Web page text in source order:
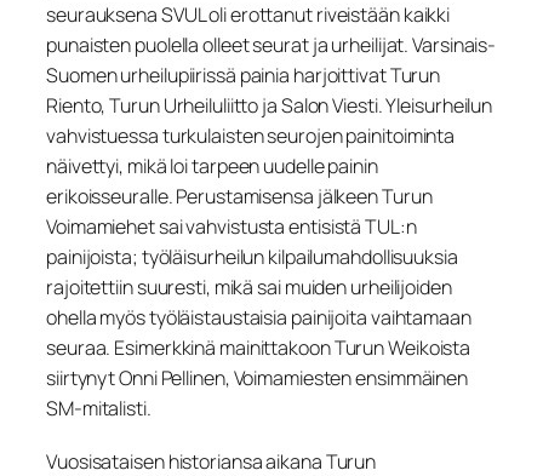
seurauksena SVUL oli erottanut riveistään kaikki
punaisten puolella olleet seurat ja urheilijat. Varsinais-
Suomen urheilupiirissä painia harjoittivat Turun
Riento, Turun Urheiluliitto ja Salon Viesti. Yleisurheilun
vahvistuessa turkulaisten seurojen painitoiminta
näivettyi, mikä loi tarpeen uudelle painin
erikoisseuralle. Perustamisensa jälkeen Turun
Voimamiehet sai vahvistusta entisistä TUL:n
painijoista; työläisurheilun kilpailumahdollisuuksia
rajoitettiin suuresti, mikä sai muiden urheilijoiden
ohella myös työläistaustaisia painijoita vaihtamaan
seuraa. Esimerkkinä mainittakoon Turun Weikoista
siirtynyt Onni Pellinen, Voimamiesten ensimmäinen
SM-mitalisti.
Vuosisataisen historiansa aikana Turun